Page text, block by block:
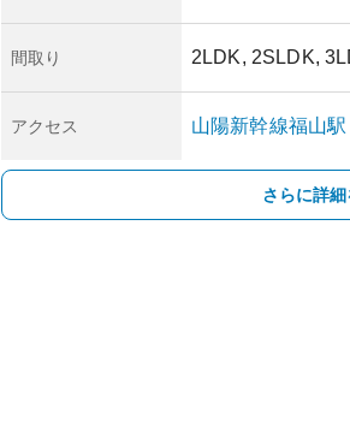
間取り 2LDK, 2SLDK,
アクセス 山陽新幹線福山駅
さらに詳